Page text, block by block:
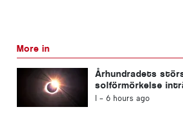
More in
Århundradets
solförmörkelse
Portugal
I - 6 hours ago